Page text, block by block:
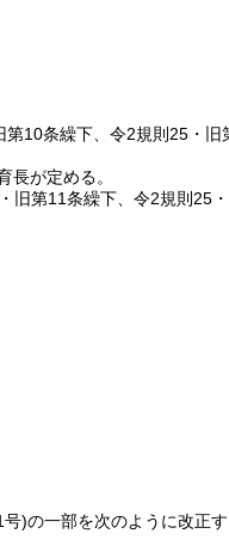
10条繰下、令2規則25・旧
長が定める。
旧第11条繰下、令2規則25
号)の一部を次のように改正す